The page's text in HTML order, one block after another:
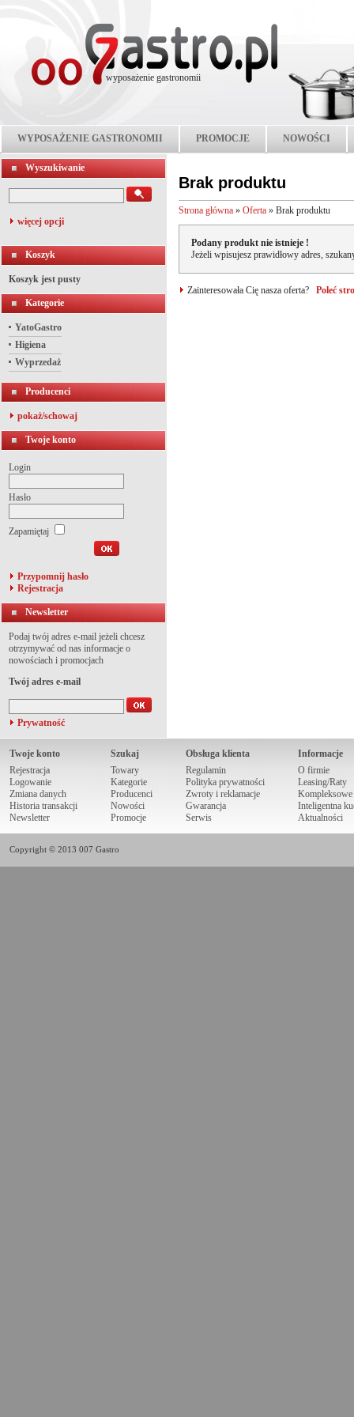
wyposażenie gastronomii
WYPOSAŻENIE GASTRONOMII PROMOCJE NOWOŚCI
Wyszukiwanie
więcej opcji
Koszyk
Koszyk jest pusty
Kategorie
YatoGastro
Higiena
Wyprzedaż
Producenci
pokaż/schowaj
Twoje konto
Login
Hasło
Zapamiętaj
Przypomnij hasło
Rejestracja
Newsletter
Podaj twój adres e-mail jeżeli chcesz
otrzymywać od nas informacje o
nowościach i promocjach
Twój adres e-mail
Prywatność
Brak produktu
Strona główna » Oferta » Brak produktu
Podany produkt nie istnieje !
Jeżeli wpisujesz prawidłowy adres,
Zainteresowała Cię nasza oferta? Poleć
Twoje konto
Rejestracja
Logowanie
Zmiana danych
Historia transakcji
Newsletter
Szukaj
Towary
Kategorie
Producenci
Nowości
Promocje
Obsługa klienta
Regulamin
Polityka prywatności
Zwroty i reklamacje
Gwarancja
Serwis
Informacje
O firmie
Leasing/Raty
Kompleksowe
Inteligentna
Aktualności
Copyright © 2013 007 Gastro